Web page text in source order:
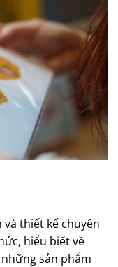
và thiết kế chuyên
hiểu biết về
sản phẩm